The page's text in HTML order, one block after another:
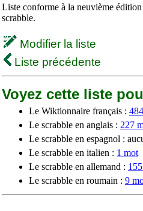
Liste conforme à la neuvième
scrabble.
Modifier la liste
Liste précédente
Voyez cette liste
Le Wiktionnaire français :
Le scrabble en anglais : 227
Le scrabble en espagnol :
Le scrabble en italien : 1 mot
Le scrabble en allemand :
Le scrabble en roumain : 9